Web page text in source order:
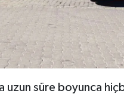
uzun süre boyunca